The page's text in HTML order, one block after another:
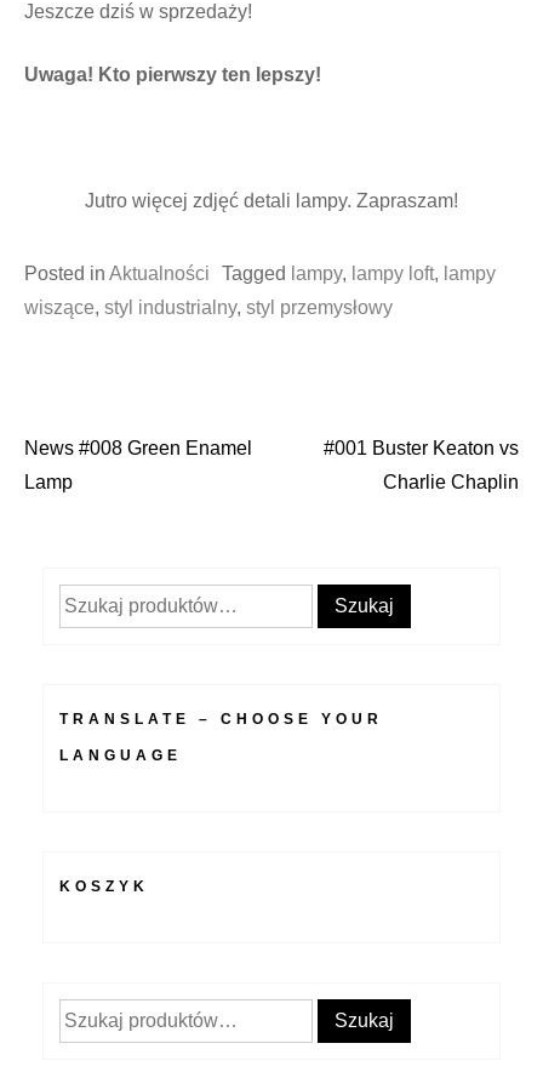
Jeszcze dziś w sprzedaży!
Uwaga! Kto pierwszy ten lepszy!
Jutro więcej zdjęć detali lampy. Zapraszam!
Posted in Aktualności Tagged lampy, lampy loft, lampy
wiszące, styl industrialny, styl przemysłowy
Nawigacja
News #008 Green Enamel
Lamp
#001 Buster Keaton vs
Charlie Chaplin
Szukaj: Szukaj
TRANSLATE – CHOOSE YOUR
LANGUAGE
KOSZYK
Szukaj: Szukaj